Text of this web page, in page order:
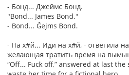
- Бонд... Джеймс Бонд.
"Bond... James Bond."
- Bond... Ĝejms Bond.
- На х#й... Иди на х#й, - ответила
желающая тратить время на
“Off... Fuck off,” answered at last